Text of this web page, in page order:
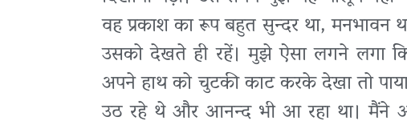
वह प्रकाश का रूप बहुत सुन्दर था, मनभावन
उसको देखते ही रहें। मुझे ऐसा लगने लगा
अपने हाथ को चुटकी काट करके देखा तो
उठ रहे थे और आनन्द भी आ रहा था। मैंने